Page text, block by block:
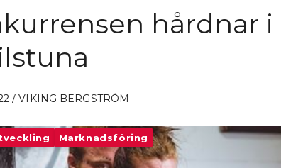
hårdnar i
/ VIKING BERGSTRÖM
Marknadsföring